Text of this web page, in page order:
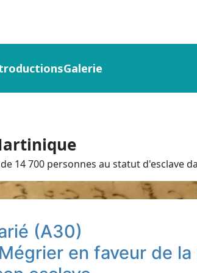
Galerie
14 700 personnes au statut d'esclave
(A30)
en faveur de la